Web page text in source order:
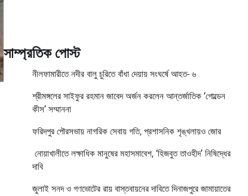
সাম্প্রতিক পোস্ট
নীলফামারীতে নদীর বালু চুরিতে বাঁধা দেয়ায় সংঘর্ষে আহত- ৬
শ্রীমঙ্গলের সাইফুর রহমান জাবেদ অর্জন করলেন আন্তর্জাতিক ‘গোল্ডেন
কীস’ সম্মাননা
ফরিদপুর পৌরসভায় নাগরিক সেবায় গতি, প্রশাসনিক শৃঙ্খলায়ও জোর
নোয়াখালীতে লক্ষাধিক মানুষের মহাসমাবেশ, ‘হিজবুত তাওহীদ’ নিষিদ্ধের
দাবি
জুলাই সনদ ও গণভোটের রায় বাস্তবায়নের দাবিতে দিনাজপুরে জামায়াতের